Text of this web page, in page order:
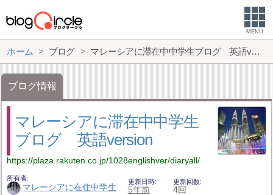
MENU
ホーム ブログ マレーシアに滞在中中学生ブログ 英語version
ブログ情報
マレーシアに滞在中中学生
ブログ 英語version
https://plaza.rakuten.co.jp/1028englishver/diaryall/
所有者
マレーシアに在住中学生
更新日時
5年前
更新回数
4回